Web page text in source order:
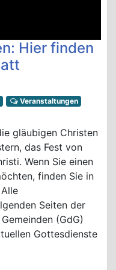
Hier finden
Veranstaltungen
gläubigen Christen
das Fest von
Wenn Sie einen
finden Sie in
Seiten der
(GdG)
Gottesdienste